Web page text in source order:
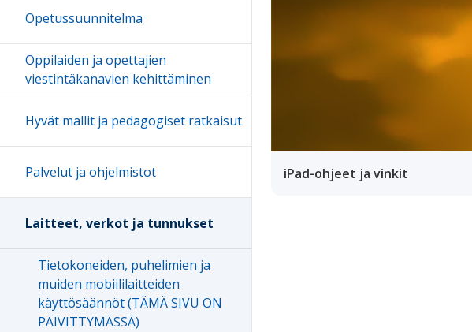
iPad-ohjeet ja vinkit
Opetussuunnitelma
Oppilaiden ja opettajien
viestintäkanavien kehittäminen
Hyvät mallit ja pedagogiset ratkaisut
Palvelut ja ohjelmistot
Laitteet, verkot ja tunnukset
Tietokoneiden, puhelimien ja
muiden mobiililaitteiden
käyttösäännöt (TÄMÄ SIVU ON
PÄIVITTYMÄSSÄ)